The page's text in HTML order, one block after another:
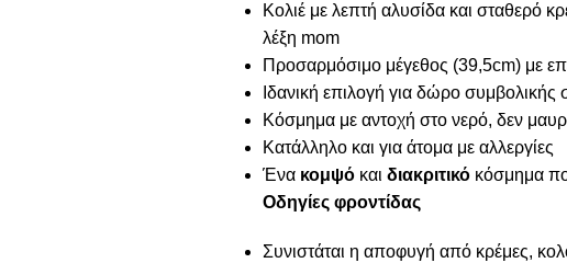
Κολιέ με λεπτή αλυσίδα και σταθερό
λέξη mom
Προσαρμόσιμο μέγεθος (39,5cm) με
Ιδανική επιλογή για δώρο συμβολικής
Κόσμημα με αντοχή στο νερό, δεν
Κατάλληλο και για άτομα με αλλεργίες
Ένα κομψό και διακριτικό κόσμημα
Οδηγίες φροντίδας
Συνιστάται η αποφυγή από κρέμες,